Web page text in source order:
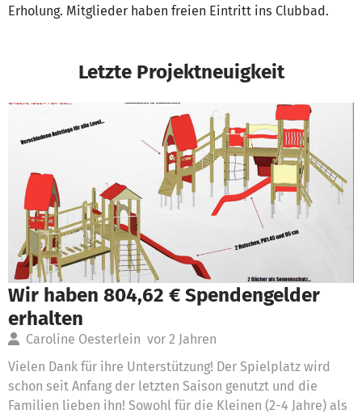
Erholung. Mitglieder haben freien Eintritt ins Clubbad.
Letzte Projektneuigkeit
Wir haben 804,62 € Spendengelder
erhalten
Caroline Oesterlein vor 2 Jahren
Vielen Dank für ihre Unterstützung! Der Spielplatz wird
schon seit Anfang der letzten Saison genutzt und die
Familien lieben ihn! Sowohl für die Kleinen (2-4 Jahre) als